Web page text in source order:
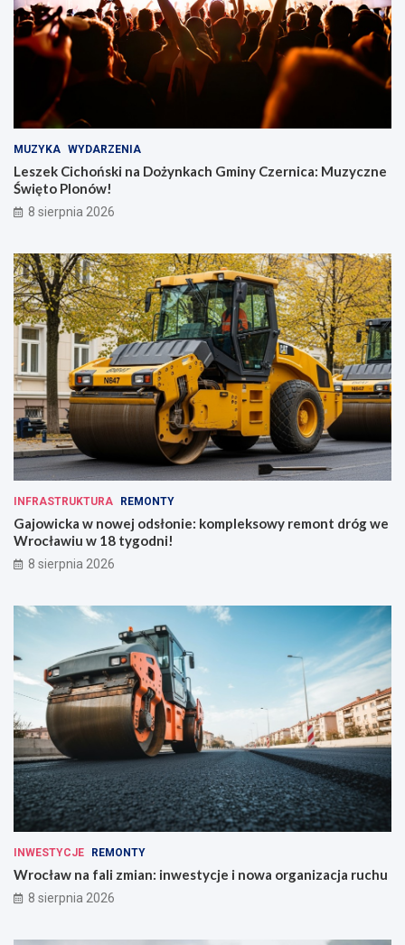
MUZYKA WYDARZENIA
Leszek Cichoński na Dożynkach Gminy Czernica: Muzyczne
Święto Plonów!
8 sierpnia 2026
INFRASTRUKTURA REMONTY
Gajowicka w nowej odsłonie: kompleksowy remont dróg we
Wrocławiu w 18 tygodni!
8 sierpnia 2026
INWESTYCJE REMONTY
Wrocław na fali zmian: inwestycje i nowa organizacja ruchu
8 sierpnia 2026